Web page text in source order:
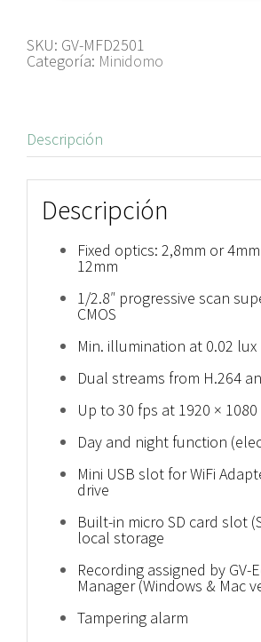
SKU: GV-MFD2501
Categoría: Minidomo
Descripción
Descripción
Fixed optics: 2,8mm or
12mm
1/2.8″ progressive scan
CMOS
Min. illumination at 0.02 lux
Dual streams from H.264
Up to 30 fps at 1920 × 1080
Day and night function
Mini USB slot for WiFi
drive
Built-in micro SD card slot
local storage
Recording assigned by GV-
Manager (Windows & Mac
Tampering alarm